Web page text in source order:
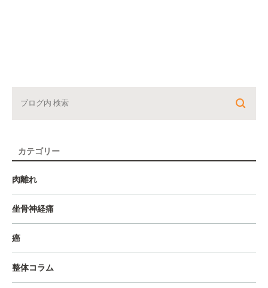
カテゴリー
肉離れ
坐骨神経痛
癌
整体コラム